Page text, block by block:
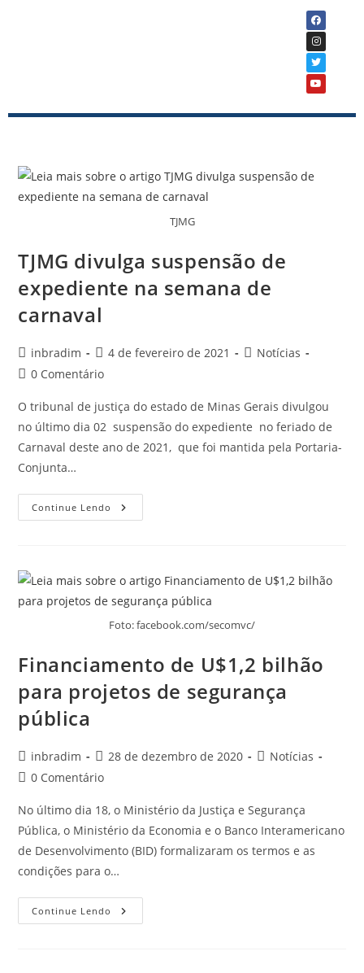
TJMG
TJMG divulga suspensão de
expediente na semana de
carnaval
inbradim 4 de fevereiro de 2021
Notícias
0 Comentário
O tribunal de justiça do estado de Minas Gerais divulgou
no último dia 02 suspensão do expediente no feriado de
Carnaval deste ano de 2021, que foi mantida pela Portaria-
Conjunta…
Continue Lendo
Foto: facebook.com/secomvc/
Financiamento de U$1,2 bilhão
para projetos de segurança
pública
inbradim 28 de dezembro de 2020
Notícias
0 Comentário
No último dia 18, o Ministério da Justiça e Segurança
Pública, o Ministério da Economia e o Banco Interamericano
de Desenvolvimento (BID) formalizaram os termos e as
condições para o…
Continue Lendo